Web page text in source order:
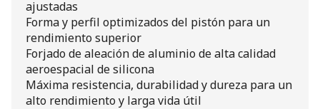
ajustadas
Forma y perfil optimizados del pistón para un
rendimiento superior
Forjado de aleación de aluminio de alta calidad
aeroespacial de silicona
Máxima resistencia, durabilidad y dureza para un
alto rendimiento y larga vida útil